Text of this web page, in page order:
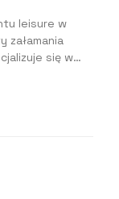
leisure w
załamania
się w